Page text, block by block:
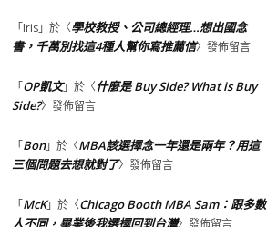
「Iris」於〈學校教授、公司總經理…想出國念
書，千萬別找這4種人幫你寫推薦信〉發佈留言
「OP凱文」於〈什麼是 Buy Side? What is Buy
Side?〉發佈留言
「Bon」於〈MBA該選擇念一年還是兩年？用這
三個問題去想就對了〉發佈留言
「McK」於〈Chicago Booth MBA Sam：跟多數
人不同，畢業後我選擇回到台灣〉發佈留言